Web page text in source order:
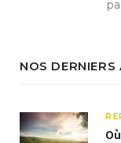
NOS DERNIERS